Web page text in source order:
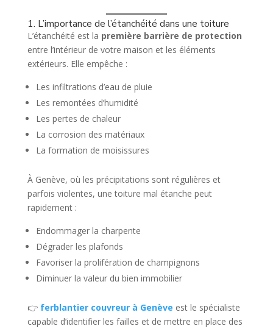
1. L’importance de l’étanchéité dans une toiture
L’étanchéité est la première barrière de protection
entre l’intérieur de votre maison et les éléments
extérieurs. Elle empêche :
Les infiltrations d’eau de pluie
Les remontées d’humidité
Les pertes de chaleur
La corrosion des matériaux
La formation de moisissures
À Genève, où les précipitations sont régulières et
parfois violentes, une toiture mal étanche peut
rapidement :
Endommager la charpente
Dégrader les plafonds
Favoriser la prolifération de champignons
Diminuer la valeur du bien immobilier
👉 ferblantier couvreur à Genève est le spécialiste
capable d’identifier les failles et de mettre en place des